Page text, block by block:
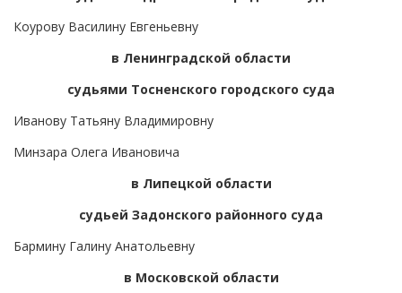
Коурову Василину Евгеньевну
в Ленинградской области
судьями Тосненского городского суда
Иванову Татьяну Владимировну
Минзара Олега Ивановича
в Липецкой области
судьей Задонского районного суда
Бармину Галину Анатольевну
в Московской области